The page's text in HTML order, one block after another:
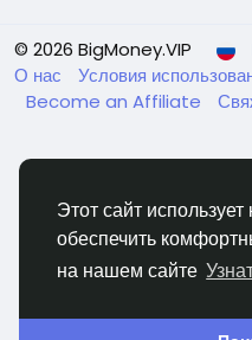
Этот сайт использует
обеспечить
на нашем сайте
© 2026 BigMoney.VIP
О нас
Условия
Become an Affiliate
BigMoney.VIP